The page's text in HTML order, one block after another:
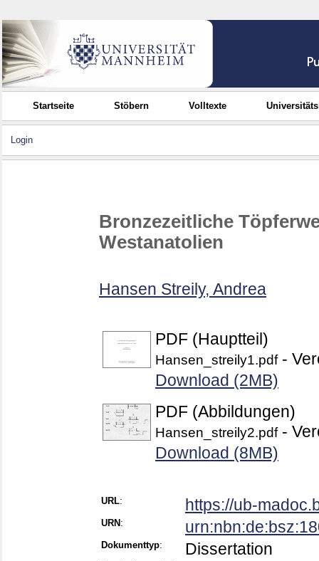
Startseite Stöbern Volltexte
Login
Bronzezeitliche
Westanatolien
Hansen Streily, Andrea
PDF (Hauptteil)
Hansen_streily1.pdf-
Download (2MB)
PDF (Abbildungen)
Hansen_streily2.pdf-
Download (8MB)
URL: https://ub-
URN :
Dokumenttyp: Dissertation